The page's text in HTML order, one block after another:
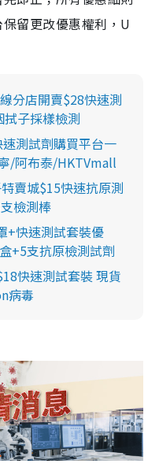
留更改優惠權利，U
分店開賣$28快速測
子採樣檢測
速測試劑購買平台一
/阿布泰/HKTVmall
賣城$15快速抗原測
檢測棒
+快速測試套裝優
+5支抗原檢測試劑
快速測試套裝 現貨
病毒